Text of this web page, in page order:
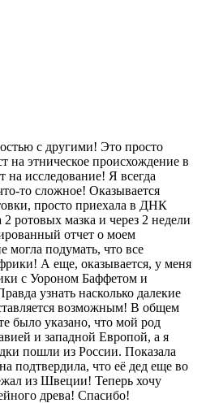
с другими! Это просто
на этническое происхождение в
на исследование! Я всегда
то сложное! Оказывается
просто приехала в ДНК
ротовых мазка и через 2 недели
отчет о моем
могла подумать, что все
А еще, оказывается, у меня
с Уороном Баффетом и
узнать насколько далекие
возможным! В общем
было указано, что мой род
и западной Европой, а я
пошли из России. Показала
подтвердила, что её дед еще во
из Швеции! Теперь хочу
древа! Спасибо!